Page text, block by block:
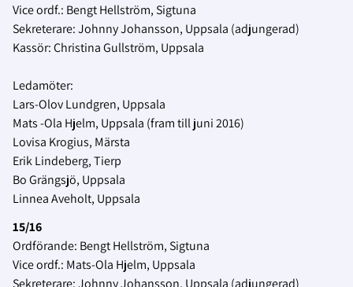
Vice ordf.: Bengt Hellström, Sigtuna
Sekreterare: Johnny Johansson, Uppsala (adjungerad)
Kassör: Christina Gullström, Uppsala
Ledamöter:
Lars-Olov Lundgren, Uppsala
Mats -Ola Hjelm, Uppsala (fram till juni 2016)
Lovisa Krogius, Märsta
Erik Lindeberg, Tierp
Bo Grängsjö, Uppsala
Linnea Aveholt, Uppsala
15/16
Ordförande: Bengt Hellström, Sigtuna
Vice ordf.: Mats-Ola Hjelm, Uppsala
Sekreterare: Johnny Johansson, Uppsala (adjungerad)